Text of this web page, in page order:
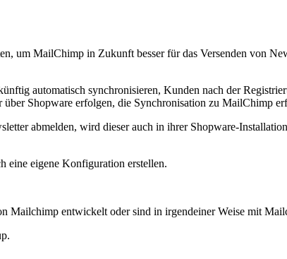
um MailChimp in Zukunft besser für das Versenden von
automatisch synchronisieren, Kunden nach der
Shopware erfolgen, die Synchronisation zu MailChimp
abmelden, wird dieser auch in ihrer Shopware-
eine eigene Konfiguration erstellen.
Mailchimp entwickelt oder sind in irgendeiner Weise mit